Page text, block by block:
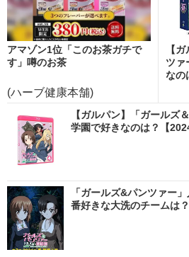
アマゾン1位「このお茶ガチで
す」噂のお茶
(ハーブ健康本舗)
【
ツァ
なの
【ガルパン】「ガールズ
学園で好きなのは？【
「ガールズ&パンツァー
番好きな大洗のチームは